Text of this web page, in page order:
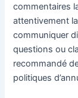
commentaires
attentivement
communiquer
questions ou
recommandé
politiques